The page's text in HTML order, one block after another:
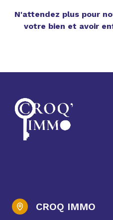
N'attendez plus pour
votre bien et avoir
CROQ IMMO